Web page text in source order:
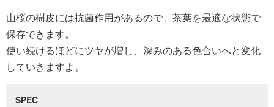
山桜の樹皮には抗菌作用があるので、茶葉を最適な状態で
保存できます。
使い続けるほどにツヤが増し、深みのある色合いへと変化
していきますよ。
SPEC